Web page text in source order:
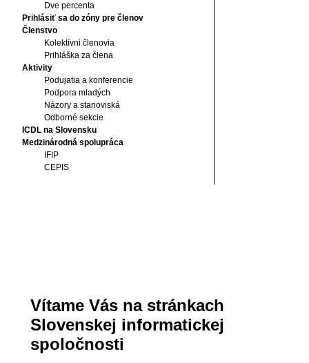
Dve percenta
Prihlásiť sa do zóny pre členov
Členstvo
Kolektívni členovia
Prihláška za člena
Aktivity
Podujatia a konferencie
Podpora mladých
Názory a stanoviská
Odborné sekcie
ICDL na Slovensku
Medzinárodná spolupráca
IFIP
CEPIS
Vítame Vás na stránkach
Slovenskej informatickej
spoločnosti